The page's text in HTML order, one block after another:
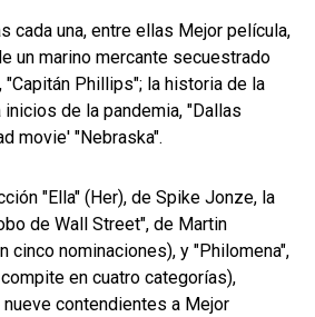
cada una, entre ellas Mejor película,
un marino mercante secuestrado
Phillips"; la historia de la
inicios de la pandemia, "Dallas
movie' "Nebraska".
"Ella" (Her), de Spike Jonze, la
de Wall Street", de Martin
cinco nominaciones), y "Philomena",
en cuatro categorías),
contendientes a Mejor